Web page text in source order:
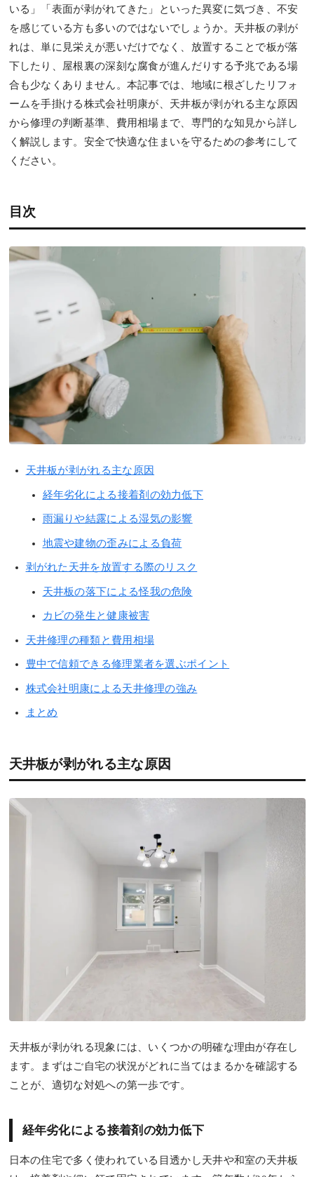
いる」「表面が剥がれてきた」といった異変に気づき、不安
を感じている方も多いのではないでしょうか。天井板の剥が
れは、単に見栄えが悪いだけでなく、放置することで板が落
下したり、屋根裏の深刻な腐食が進んだりする予兆である場
合も少なくありません。本記事では、地域に根ざしたリフォ
ームを手掛ける株式会社明康が、天井板が剥がれる主な原因
から修理の判断基準、費用相場まで、専門的な知見から詳し
く解説します。安全で快適な住まいを守るための参考にして
ください。
目次
天井板が剥がれる主な原因
経年劣化による接着剤の効力低下
雨漏りや結露による湿気の影響
地震や建物の歪みによる負荷
剥がれた天井を放置する際のリスク
天井板の落下による怪我の危険
カビの発生と健康被害
天井修理の種類と費用相場
豊中で信頼できる修理業者を選ぶポイント
株式会社明康による天井修理の強み
まとめ
天井板が剥がれる主な原因
天井板が剥がれる現象には、いくつかの明確な理由が存在し
ます。まずはご自宅の状況がどれに当てはまるかを確認する
ことが、適切な対処への第一歩です。
経年劣化による接着剤の効力低下
日本の住宅で多く使われている目透かし天井や和室の天井板